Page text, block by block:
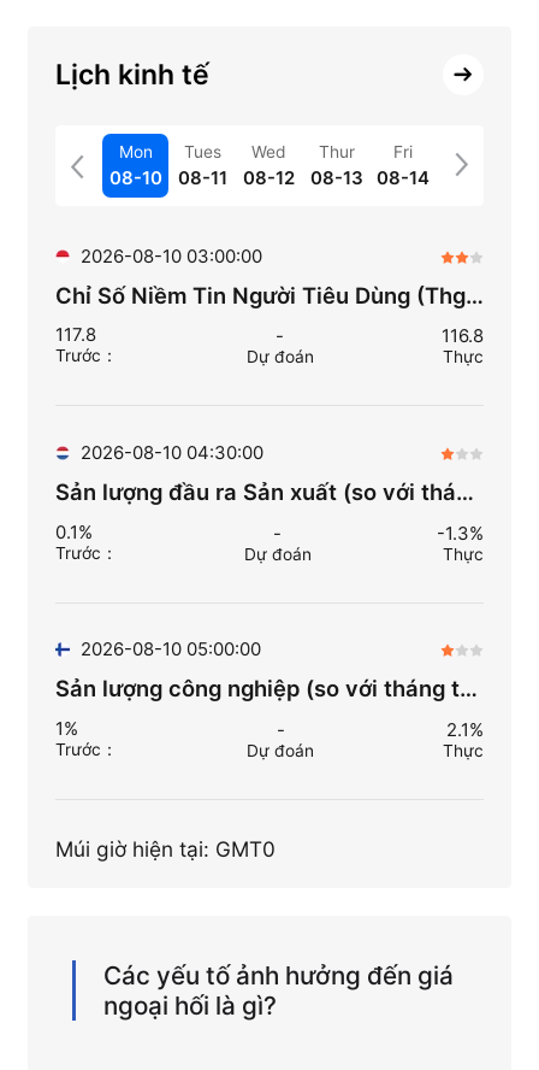
Lịch kinh tế
Mon
08-10
Tues
08-11
Wed
08-12
Thur
08-13
Fri
08-14
2026-08-10 03:00:00
Chỉ Số Niềm Tin Người Tiêu Dùng (Thg 7)
117.8
Trước ：
-
Dự đoán
116.8
Thực
2026-08-10 04:30:00
Sản lượng đầu ra Sản xuất (so với tháng trước) (Thg 6)
0.1%
Trước ：
-
Dự đoán
-1.3%
Thực
2026-08-10 05:00:00
Sản lượng công nghiệp (so với tháng trước) (Thg 6)
1%
Trước ：
-
Dự đoán
2.1%
Thực
Múi giờ hiện tại: GMT0
Các yếu tố ảnh hưởng đến giá
ngoại hối là gì?